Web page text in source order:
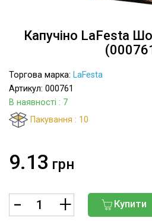
Капучіно LaFesta
Торгова марка: LaFesta
Артикул: 000761
В наявності : 7
Пакування : 10
9.13 грн
Купити